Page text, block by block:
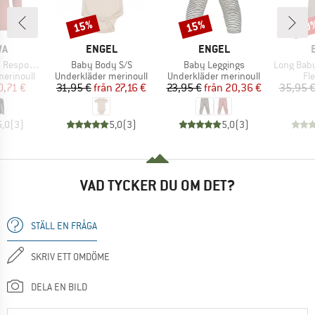
L/S Tee
pris
€
(3)
VARUMÄRKE
ENGEL
Produkter
Baby Body S/S
Produktgrupp
Underkläder merinoull
Pris
31,95 € Reducerat pris
från 27,16 €
5,0(3)
Rabatt
15%
VARUMÄRKE
ENGEL
Produkter
Baby Leggings
Produktgrupp
Underkläder merinoull
Pris
23,95 € Reducerat pris
från 20,36 €
5,0(3)
Rabatt
15%
Produkter
Long Baby
35,95 €
VAD TYCKER DU OM DET?
STÄLL EN FRÅGA
SKRIV ETT OMDÖME
DELA EN BILD